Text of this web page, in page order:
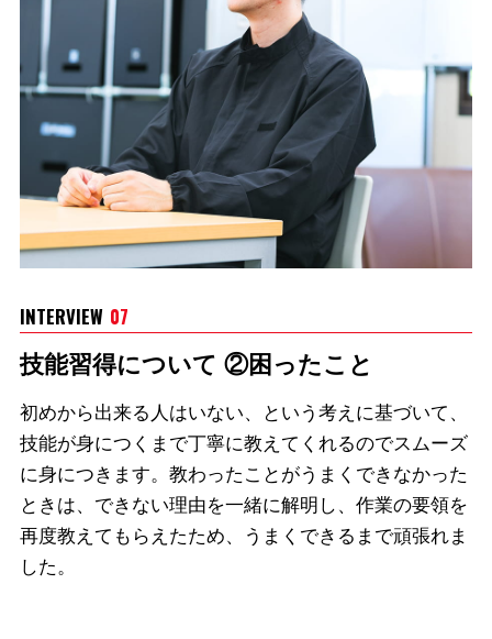
INTERVIEW 07
技能習得について ②困ったこと
初めから出来る人はいない、という考えに基づいて、
技能が身につくまで丁寧に教えてくれるのでスムーズ
に身につきます。教わったことがうまくできなかった
ときは、できない理由を一緒に解明し、作業の要領を
再度教えてもらえたため、うまくできるまで頑張れま
した。